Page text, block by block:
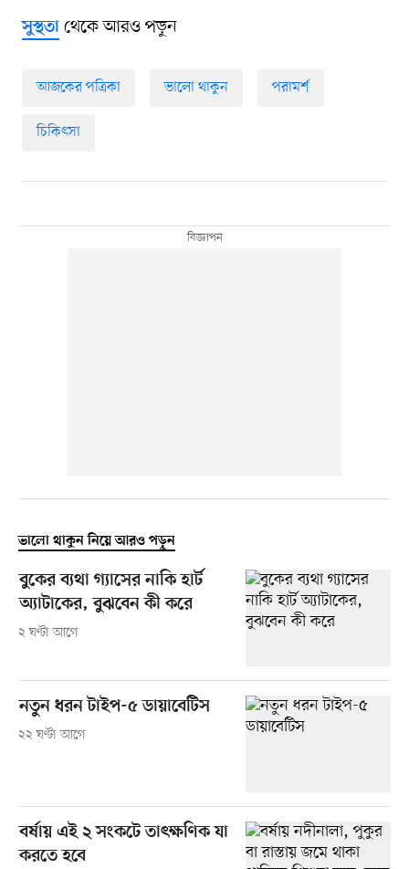
সুস্থতাথেকে আরও পড়ুন
আজকের পত্রিকা ভালো থাকুন পরামর্শ
চিকিৎসা
ভালো থাকুন নিয়ে আরও পড়ুন
বুকের ব্যথা গ্যাসের নাকি হার্ট
অ্যাটাকের, বুঝবেন কী করে
২ ঘণ্টা আগে
নতুন ধরন টাইপ-৫ ডায়াবেটিস
২২ ঘণ্টা আগে
বর্ষায় এই ২ সংকটে তাৎক্ষণিক যা
করতে হবে